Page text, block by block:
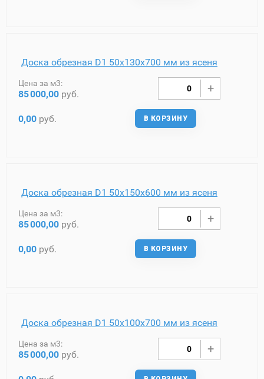
Доска обрезная D1 50х130х700 мм из ясеня
Цена за м3:
85000,00 руб.
0,00 руб. В КОРЗИНУ
Доска обрезная D1 50х150х600 мм из ясеня
Цена за м3:
85000,00 руб.
0,00 руб. В КОРЗИНУ
Доска обрезная D1 50х100х700 мм из ясеня
Цена за м3:
85000,00 руб.